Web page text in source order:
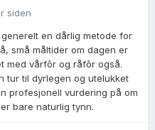
siden
en dårlig metode for
små måltider om dagen er
med vårfôr og råfôr også.
tur til dyrlegen og utelukket
profesjonell vurdering på om
bare naturlig tynn.